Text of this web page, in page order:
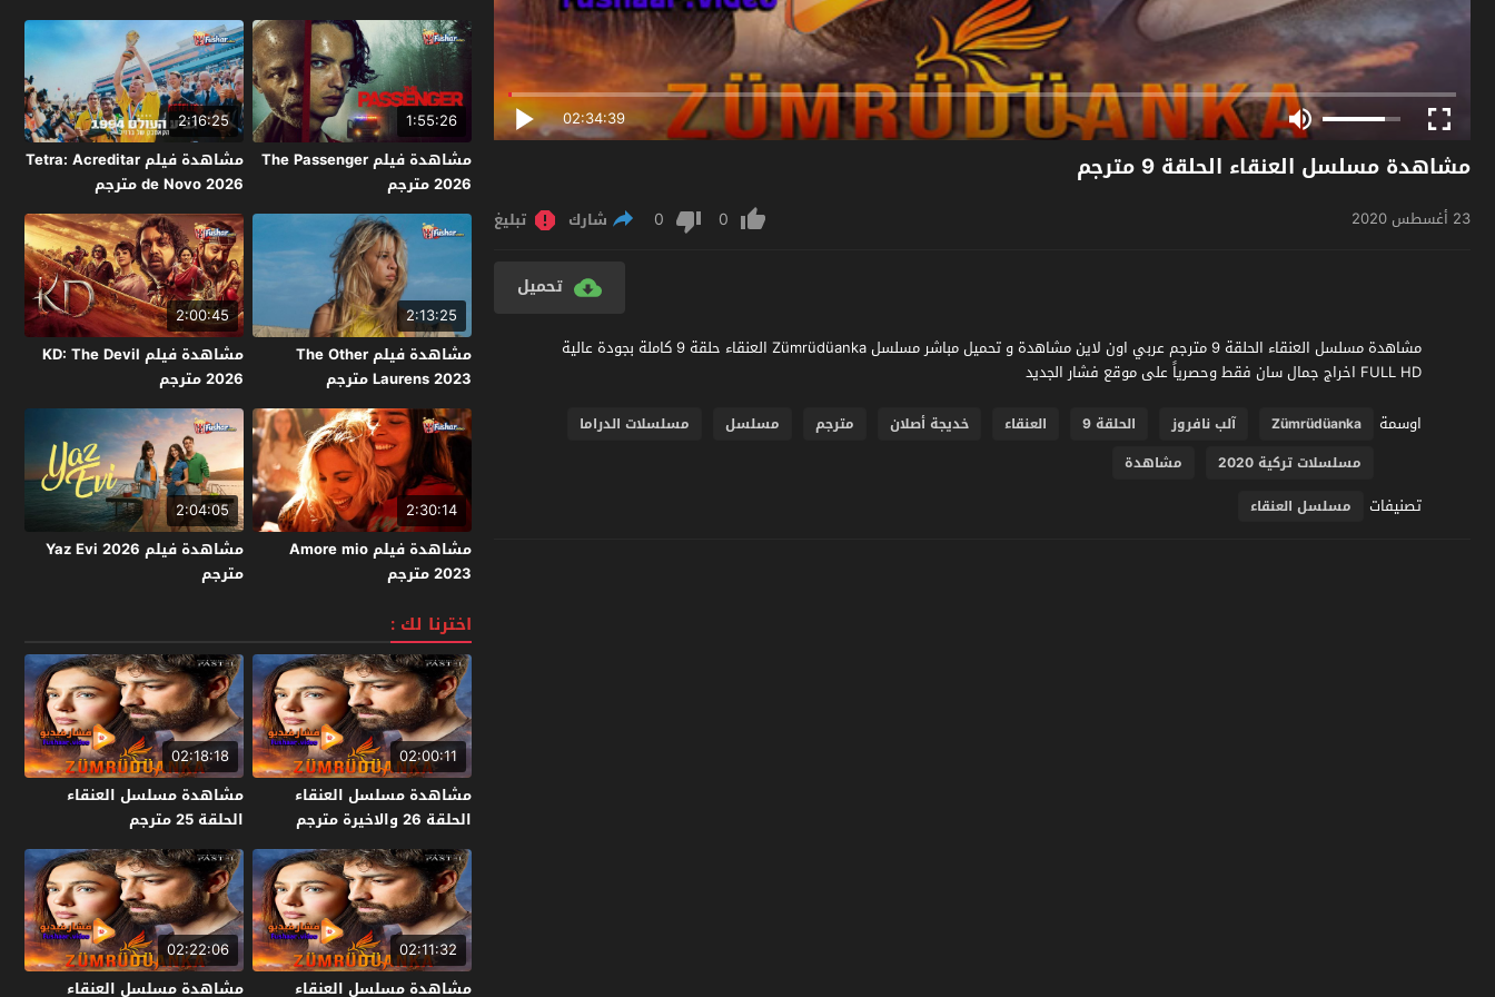
02:34:39
مشاهدة مسلسل العنقاء الحلقة 9 مترجم
23 أغسطس 2020 0
0 شارك تبليغ
تحميل
مشاهدة مسلسل العنقاء الحلقة 9 مترجم عربي اون لاين مشاهدة و تحميل مباشر مسلسل Zümrüdüanka العنقاء حلقة 9 كاملة بجودة عالية
FULL HD اخراج جمال سان فقط وحصرياً على موقع فشار الجديد
اوسمة
Zümrüdüanka آلب نافروز الحلقة 9 العنقاء خديجة أصلان مترجم مسلسل
مسلسلات الدراما
مسلسلات تركية 2020
مشاهدة
تصنيفات مسلسل العنقاء
1:55:26
مشاهدة فيلم The Passenger
2026 مترجم
2:16:25
مشاهدة فيلم Tetra: Acreditar
de Novo 2026 مترجم
2:13:25
مشاهدة فيلم The Other
Laurens 2023 مترجم
2:00:45
مشاهدة فيلم KD: The Devil
2026 مترجم
2:30:14
مشاهدة فيلم Amore mio
2023 مترجم
2:04:05
مشاهدة فيلم Yaz Evi 2026
مترجم
اخترنا لك :
02:00:11
مشاهدة مسلسل العنقاء
الحلقة 26 والاخيرة مترجم
02:18:18
مشاهدة مسلسل العنقاء
الحلقة 25 مترجم
02:11:32
مشاهدة مسلسل العنقاء
02:22:06
مشاهدة مسلسل العنقاء